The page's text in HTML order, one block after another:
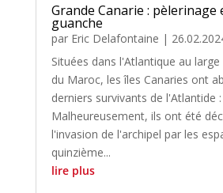
Grande Canarie : pèlerinage
guanche
par Eric Delafontaine |
Situées dans l'Atlantique au
du Maroc, les îles Canaries ont
derniers survivants de l'Atlantide
Malheureusement, ils ont été
l'invasion de l'archipel par les
quinzième...
lire plus